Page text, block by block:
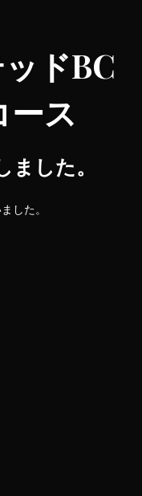
ドBC
ース
した。
した。